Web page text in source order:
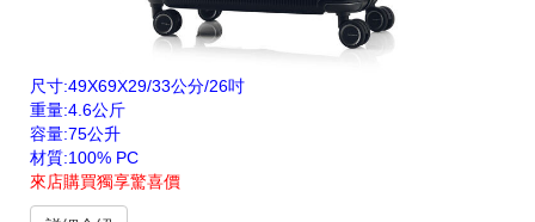
尺寸:49X69X29/33公分/26吋
重量:4.6公斤
容量:75公升
材質:100% PC
來店購買獨享驚喜價